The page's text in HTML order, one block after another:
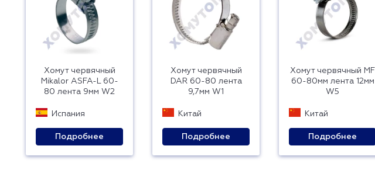
Хомут червячный
Mikalor ASFA-L 60-
80 лента 9мм W2
Испания
Подробнее
Хомут червячный
DAR 60-80 лента
9,7мм W1
Китай
Подробнее
Хомут червячный MF
60-80мм лента 12мм
W5
Китай
Подробнее